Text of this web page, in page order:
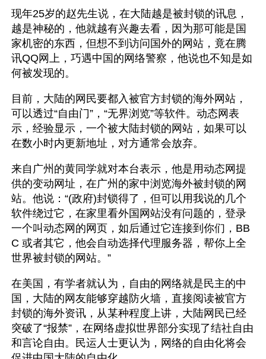
现年25岁的赵先生说，在大陆越是被封锁的讯息，
越是神秘的，他就越有兴趣去看，因为那可能是国
家机密的东西，但想不到访问国外的网站，竟在腾
讯QQ网上，巧遇中国的网络警察，他说也不知是如
何被发现的。
目前，大陆的网民要都入被官方封锁的海外网站，
可以透过“自由门”，“无界浏览”等软件。动态网表
示，经验显示，一个被大陆封锁的网站，如果可以
在数小时内更新地址，对方通常会放弃。
来自广州的黄同学就对本台表示，他是用动态网提
供的变动网址，在广州的家中浏览海外被封锁的网
站。他说：“(政府)封锁得了，但可以用我说的几个
软件绕过它，在家里看外国网站没有问题的，登录
一个叫动态网的网页，如后通过它连接到你们，BB
C 或者其它，他会自动选择代理服务器，帮你上全
世界被封锁的网站。”
在美国，有学者就认为，自由的网络就是民主的中
国，大陆的网友能够穿越防火墙，直接阅读被官方
封锁的海外资讯，从某种程度上讲，大陆网民已经
突破了“报禁”，在网络虚拟世界部分实现了结社自由
和言论自由。民运人士更认为，网络的自由化将会